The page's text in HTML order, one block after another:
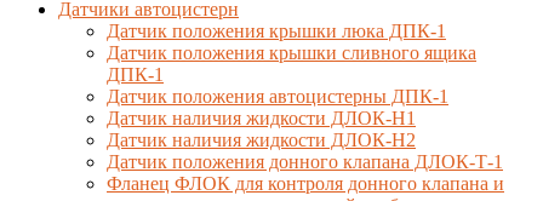
Датчики автоцистерн
Датчик положения крышки люка ДПК-1
Датчик положения крышки сливного ящика
ДПК-1
Датчик положения автоцистерны ДПК-1
Датчик наличия жидкости ДЛОК-Н1
Датчик наличия жидкости ДЛОК-Н2
Датчик положения донного клапана ДЛОК-Т-1
Фланец ФЛОК для контроля донного клапана и